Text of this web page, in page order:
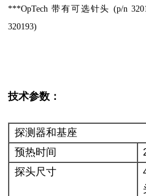
***OpTech 带有可选针头 (p/n
320193)
技术参数：
探测器和基座
预热时间
探头尺寸